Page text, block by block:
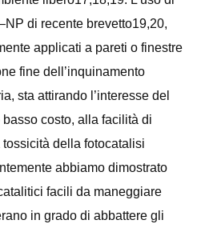
di recente brevetto19,20,
applicati a pareti o finestre
fine dell’inquinamento
sta attirando l’interesse del
costo, alla facilità di
della fotocatalisi
abbiamo dimostrato
facili da maneggiare
in grado di abbattere gli